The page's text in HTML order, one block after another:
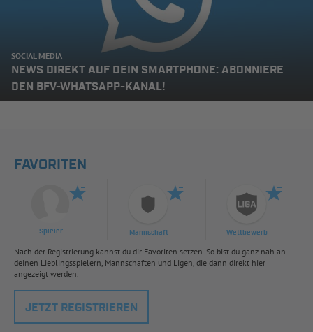
SOCIAL MEDIA
NEWS DIREKT AUF DEIN SMARTPHONE: ABONNIERE
DEN BFV-WHATSAPP-KANAL!
FAVORITEN
Spieler Mannschaft Wettbewerb
Nach der Registrierung kannst du dir Favoriten setzen. So bist du ganz nah an
deinen Lieblingsspielern, Mannschaften und Ligen, die dann direkt hier
angezeigt werden.
JETZT REGISTRIEREN